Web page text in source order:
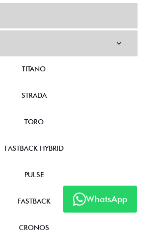
WhatsApp
TITANO
STRADA
TORO
FASTBACK HYBRID
PULSE
FASTBACK
CRONOS